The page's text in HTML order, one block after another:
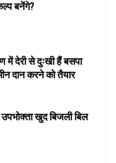
बनेंगे?
में देरी से दुःखी हैं बसपा
दान करने को तैयार
खुद बिजली बिल